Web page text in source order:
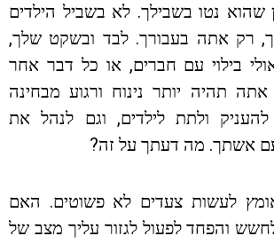
שהוא נטו בשבילך. לא בשביל הילדים
רק אתה בעבורך. לבד ובשקט שלך,
בילוי עם חברים, או כל דבר אחר
תהיה יותר נינוח ורגוע מבחינה
להעניק ולתת לילדים, וגם לנהל את
אשתך. מה דעתך על זה?
לעשות צעדים לא פשוטים. האם
והפחד לפעול לגזור עליך מצב של